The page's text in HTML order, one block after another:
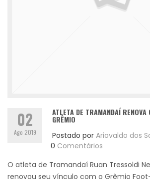
02
Ago 2019
ATLETA DE TRAMANDAÍ RENOVA
GRÊMIO
Postado por Ariovaldo dos
0 Comentários
O atleta de Tramandaí Ruan Tressoldi
renovou seu vínculo com o Grêmio